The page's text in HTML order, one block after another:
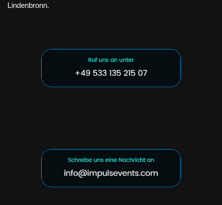
Lindenbronn.